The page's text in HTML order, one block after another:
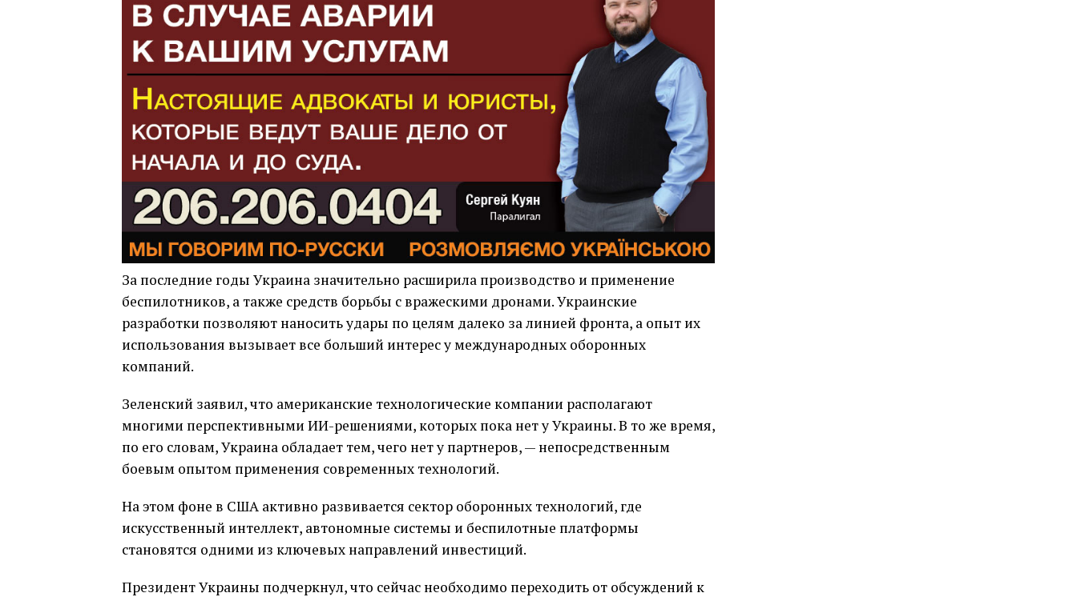
За последние годы Украина значительно расширила производство и применение
беспилотников, а также средств борьбы с вражескими дронами. Украинские
разработки позволяют наносить удары по целям далеко за линией фронта, а опыт их
использования вызывает все больший интерес у международных оборонных
компаний.
Зеленский заявил, что американские технологические компании располагают
многими перспективными ИИ-решениями, которых пока нет у Украины. В то же время,
по его словам, Украина обладает тем, чего нет у партнеров, — непосредственным
боевым опытом применения современных технологий.
На этом фоне в США активно развивается сектор оборонных технологий, где
искусственный интеллект, автономные системы и беспилотные платформы
становятся одними из ключевых направлений инвестиций.
Президент Украины подчеркнул, что сейчас необходимо переходить от обсуждений к